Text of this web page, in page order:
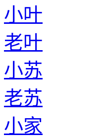
小叶
老叶
小苏
老苏
小家